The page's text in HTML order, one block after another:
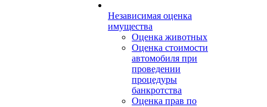
Независимая оценка
имущества
Оценка животных
Оценка стоимости
автомобиля при
проведении
процедуры
банкротства
Оценка прав по